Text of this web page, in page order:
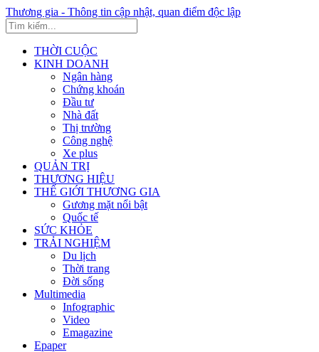
Thương gia - Thông tin cập nhật, quan điểm độc lập
THỜI CUỘC
KINH DOANH
Ngân hàng
Chứng khoán
Đầu tư
Nhà đất
Thị trường
Công nghệ
Xe plus
QUẢN TRỊ
THƯƠNG HIỆU
THẾ GIỚI THƯƠNG GIA
Gương mặt nổi bật
Quốc tế
SỨC KHỎE
TRẢI NGHIỆM
Du lịch
Thời trang
Đời sống
Multimedia
Infographic
Video
Emagazine
Epaper